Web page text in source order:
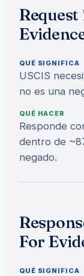
QUÉ SIGNIFICA
USCIS
no es una
QUÉ HACER
Responde
dentro de
negado.
For
QUÉ SIGNIFICA